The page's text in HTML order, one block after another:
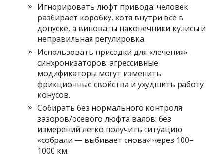
Игнорировать люфт привода: человек
разбирает коробку, хотя внутри всё в
допуске, а виноваты наконечники кулисы и
неправильная регулировка.
Использовать присадки для «лечения»
синхронизаторов: агрессивные
модификаторы могут изменить
фрикционные свойства и ухудшить работу
конусов.
Собирать без нормального контроля
зазоров/осевого люфта валов: без
измерений легко получить ситуацию
«собрали — выбивает снова» через 100–
1000 км.